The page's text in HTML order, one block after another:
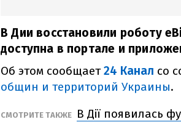
В Дии восстановили роботу
доступна в портале и
Об этом сообщает24 Канал со
общин и территорий Украины.
СМОТРИТЕ ТАКЖЕ
В Дії появилась